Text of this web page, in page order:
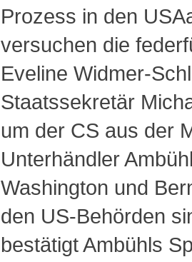
Prozess in den
versuchen die
Eveline Widmer-
Staatssekretär
um der CS aus der
Unterhändler
Washington und
den US-Behörden
bestätigt Ambühls